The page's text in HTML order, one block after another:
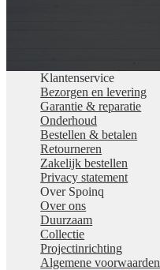
Klantenservice
Bezorgen en levering
Garantie & reparatie
Onderhoud
Bestellen & betalen
Retourneren
Zakelijk bestellen
Privacy statement
Over Spoinq
Over ons
Duurzaam
Collectie
Projectinrichting
Algemene voorwaarden